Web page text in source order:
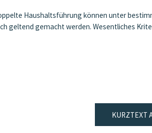
Haushaltsführung können unter
geltend gemacht werden. Wesentliches
KURZTEXT